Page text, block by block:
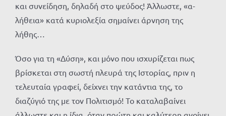
και συνείδηση, δηλαδή στο ψεύδος! Άλλωστε, «α-
λήθεια» κατά κυριολεξία σημαίνει άρνηση της
λήθης…
Όσο για τη «Δύση», και μόνο που ισχυρίζεται πως
βρίσκεται στη σωστή πλευρά της Ιστορίας, πριν η
τελευταία γραφεί, δείχνει την κατάντια της, το
διαζύγιό της με τον Πολιτισμό! Το καταλαβαίνει